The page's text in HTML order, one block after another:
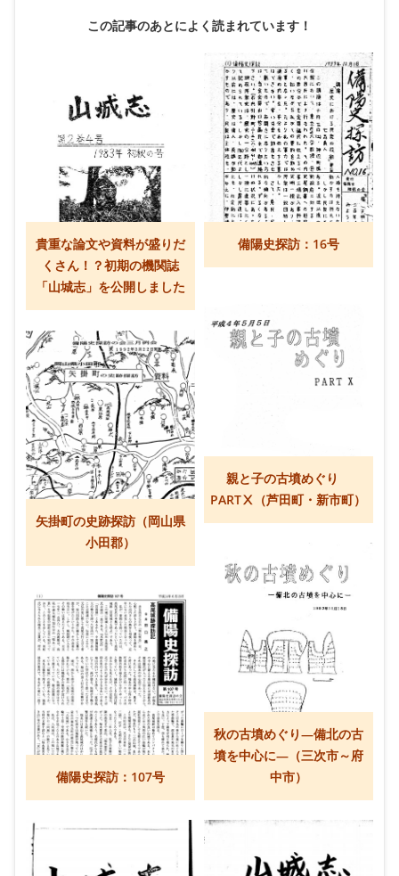
この記事のあとによく読まれています！
貴重な論文や資料が盛りだ
くさん！？初期の機関誌
「山城志」を公開しました
備陽史探訪：16号
親と子の古墳めぐり
PARTⅩ（芦田町・新市町）
矢掛町の史跡探訪（岡山県
小田郡）
秋の古墳めぐり―備北の古
墳を中心に―（三次市～府
中市）
備陽史探訪：107号